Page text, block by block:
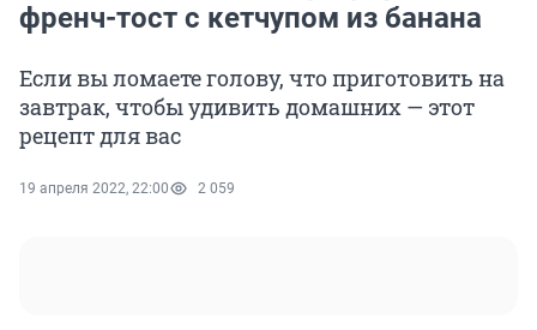
френч-тост с кетчупом из банана
Если вы ломаете голову, что приготовить на
завтрак, чтобы удивить домашних — этот
рецепт для вас
19 апреля 2022, 22:00 2 059